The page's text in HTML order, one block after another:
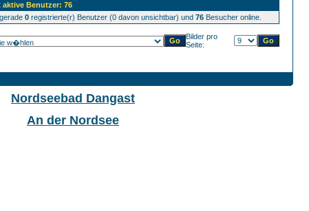
aktive Benutzer: 76
0 registrierte(r) Benutzer (0 davon unsichtbar) und 76 Besucher online.
Bilder pro
Seite:
Nordseebad Dangast
An der Nordsee